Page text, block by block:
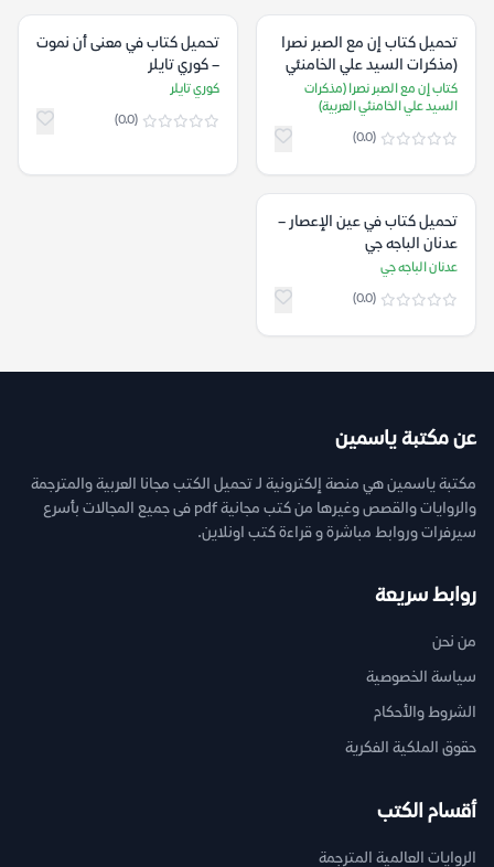
تحميل كتاب إن مع الصبر نصرا
(مذكرات السيد علي الخامنئي
العربية)
كتاب إن مع الصبر نصرا (مذكرات
السيد علي الخامنئي العربية)
(0.0)
تحميل كتاب في معنى أن نموت
– كوري تايلر
كوري تايلر
(0.0)
تحميل كتاب في عين الإعصار –
عدنان الباجه جي
عدنان الباجه جي
(0.0)
عن مكتبة ياسمين
مكتبة ياسمين هي منصة إلكترونية لـ تحميل الكتب مجانا العربية والمترجمة
والروايات والقصص وغيرها من كتب مجانية pdf فى جميع المجالات بأسرع
سيرفرات وروابط مباشرة و قراءة كتب اونلاين.
روابط سريعة
من نحن
سياسة الخصوصية
الشروط والأحكام
حقوق الملكية الفكرية
أقسام الكتب
الروايات العالمية المترجمة